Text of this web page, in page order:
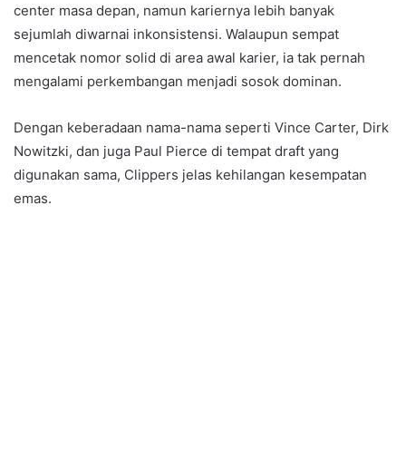
center masa depan, namun kariernya lebih banyak
sejumlah diwarnai inkonsistensi. Walaupun sempat
mencetak nomor solid di area awal karier, ia tak pernah
mengalami perkembangan menjadi sosok dominan.
Dengan keberadaan nama-nama seperti Vince Carter, Dirk
Nowitzki, dan juga Paul Pierce di tempat draft yang
digunakan sama, Clippers jelas kehilangan kesempatan
emas.